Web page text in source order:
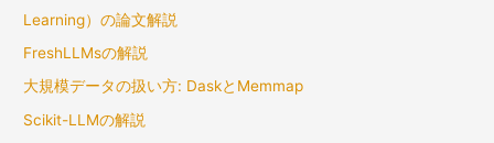
Learning）の論文解説
FreshLLMsの解説
大規模データの扱い方: DaskとMemmap
Scikit-LLMの解説